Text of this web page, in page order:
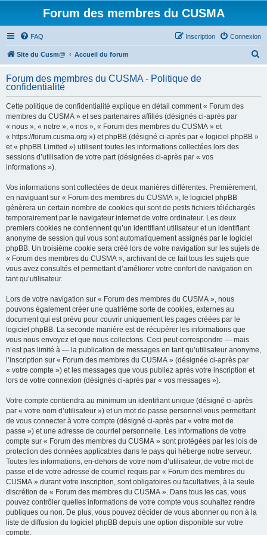
Forum des membres du CUSMA
FAQ Connexion
Inscription
Site du Cusm@ Accueil du forum
h
Forum des membres du CUSMA - Politique de
confidentialité
Cette politique de confidentialité explique en détail comment « Forum des
membres du CUSMA » et ses partenaires affiliés (désignés ci-après par
« nous », « notre », « nos », « Forum des membres du CUSMA » et
« https://forum.cusma.org ») et phpBB (désigné ci-après par « logiciel phpBB »
et « phpBB Limited ») utilisent toutes les informations collectées lors des
sessions d’utilisation de votre part (désignées ci-après par « vos
informations »).
Vos informations sont collectées de deux manières différentes. Premièrement,
en naviguant sur « Forum des membres du CUSMA », le logiciel phpBB
génèrera un certain nombre de cookies qui sont de petits fichiers téléchargés
temporairement par le navigateur internet de votre ordinateur. Les deux
premiers cookies ne contiennent qu’un identifiant utilisateur et un identifiant
anonyme de session qui vous sont automatiquement assignés par le logiciel
phpBB. Un troisième cookie sera créé lors de votre navigation sur les sujets de
« Forum des membres du CUSMA », archivant de ce fait tous les sujets que
vous avez consultés et permettant d’améliorer votre confort de navigation en
tant qu’utilisateur.
Lors de votre navigation sur « Forum des membres du CUSMA », nous
pouvons également créer une quatrième sorte de cookies, externes au
document qui est prévu pour couvrir uniquement les pages créées par le
logiciel phpBB. La seconde manière est de récupérer les informations que
vous nous envoyez et que nous collectons. Ceci peut correspondre — mais
n’est pas limité à — la publication de messages en tant qu’utilisateur anonyme,
l’inscription sur « Forum des membres du CUSMA » (désignée ci-après par
« votre compte ») et les messages que vous publiez après votre inscription et
lors de votre connexion (désignés ci-après par « vos messages »).
Votre compte contiendra au minimum un identifiant unique (désigné ci-après
par « votre nom d’utilisateur ») et un mot de passe personnel vous permettant
de vous connecter à votre compte (désigné ci-après par « votre mot de
passe ») et une adresse de courriel personnelle. Les informations de votre
compte sur « Forum des membres du CUSMA » sont protégées par les lois de
protection des données applicables dans le pays qui héberge notre serveur.
Toutes les informations, en-dehors de votre nom d’utilisateur, de votre mot de
passe et de votre adresse de courriel requis par « Forum des membres du
CUSMA » durant votre inscription, sont obligatoires ou facultatives, à la seule
discrétion de « Forum des membres du CUSMA ». Dans tous les cas, vous
pouvez contrôler quelles informations de votre compte vous souhaitez rendre
publiques ou non. De plus, vous pouvez décider de vous abonner ou non à la
liste de diffusion du logiciel phpBB depuis une option disponible sur votre
compte.